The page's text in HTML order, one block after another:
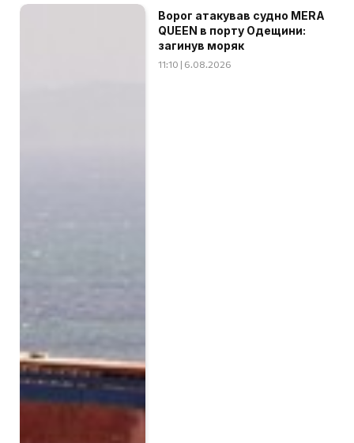
Ворог атакував судно MERA
QUEEN в порту Одещини:
загинув моряк
11:10 | 6.08.2026